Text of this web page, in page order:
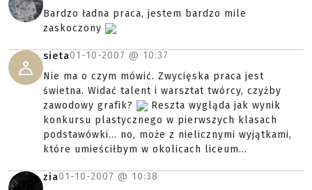
Bardzo ładna praca, jestem bardzo mile
zaskoczony
sieta01-10-2007 @ 10:37
Nie ma o czym mówić. Zwycięska praca jest
świetna. Widać talent i warsztat twórcy, czyżby
zawodowy grafik?
Reszta wygląda jak wynik
konkursu plastycznego w pierwszych klasach
podstawówki... no, może z nielicznymi wyjątkami,
które umieściłbym w okolicach liceum...
zia01-10-2007 @ 10:38